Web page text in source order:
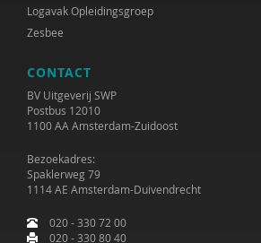
Logavak Opleidingsgroep
Zesbee
CONTACT
BV Uitgeverij SWP
Postbus 12010
1100 AA Amsterdam-Zuidoost
Bezoekadres:
Spaklerweg 79
1114 AE Amsterdam-Duivendrecht
020 - 330 72 00
020 - 330 80 40